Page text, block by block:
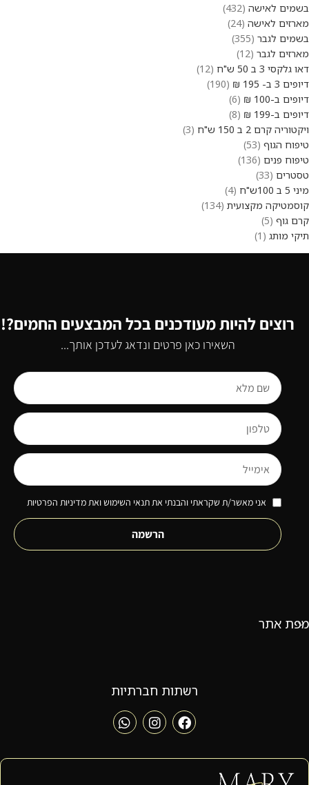
בשמים לאישה 432
מארזים לאישה 24
בשמים לגבר 355
מארזים לגבר 12
דאו גלקסי 3 ב 50 ש"ח
12
דיופים 3 ב- 195 ₪
190
דיופים ב-100 ₪
6
דיופים ב-199 ₪
8
ויקטוריה קרם 2 ב 150 ש"ח
3
טיפוח הגוף 53
טיפוח פנים 136
טסטרים 33
מיני 5 ב 100ש"ח
4
קוסמטיקה מקצועית 134
קרם גוף 5
תיקי מותג
1
רוצים להיות מעודכנים בכל המבצעים החמים?!
השאירו כאן פרטים ונדאג לעדכן אותך...
אני מאשר/ת שקראתי והבנתי את תנאי השימוש ואת מדיניות הפרטיות
הרשמה
מפת אתר
רשתות חברתיות